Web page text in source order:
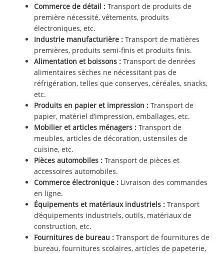
Commerce de détail : Transport de produits de
première nécessité, vêtements, produits
électroniques, etc.
Industrie manufacturière : Transport de matières
premières, produits semi-finis et produits finis.
Alimentation et boissons : Transport de denrées
alimentaires sèches ne nécessitant pas de
réfrigération, telles que conserves, céréales, snacks,
etc.
Produits en papier et impression : Transport de
papier, matériel d’impression, emballages, etc.
Mobilier et articles ménagers : Transport de
meubles, articles de décoration, ustensiles de
cuisine, etc.
Pièces automobiles : Transport de pièces et
accessoires automobiles.
Commerce électronique : Livraison des commandes
en ligne.
Équipements et matériaux industriels : Transport
d’équipements industriels, outils, matériaux de
construction, etc.
Fournitures de bureau : Transport de fournitures de
bureau, fournitures scolaires, articles de papeterie,